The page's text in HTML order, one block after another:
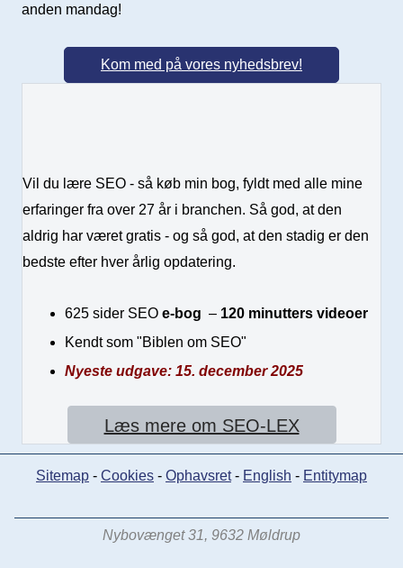
anden mandag!
Kom med på vores nyhedsbrev!
Vil du lære SEO - så køb min bog, fyldt med alle mine
erfaringer fra over 27 år i branchen. Så god, at den
aldrig har været gratis - og så god, at den stadig er den
bedste efter hver årlig opdatering.
625 sider SEO e-bog – 120 minutters videoer
Kendt som "Biblen om SEO"
Nyeste udgave: 15. december 2025
Læs mere om SEO-LEX
Sitemap - Cookies - Ophavsret- English - Entitymap
Nybovænget 31, 9632 Møldrup